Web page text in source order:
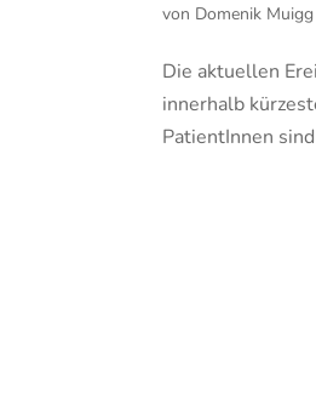
von Domenik Muigg
Die aktuellen
innerhalb
PatientInnen